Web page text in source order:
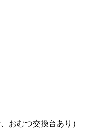
おむつ交換台あり）